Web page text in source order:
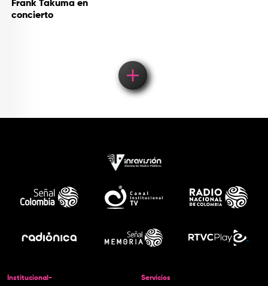
Frank Takuma en
concierto
Institucional-
Servicios